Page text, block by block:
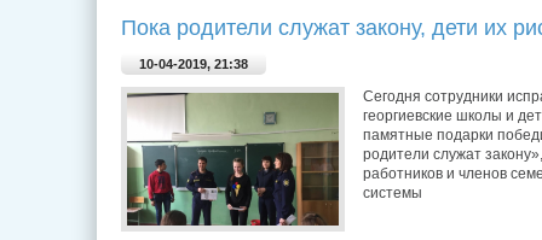
Пока родители служат закону, дети их
10-04-2019, 21:38
Сегодня сотрудники
георгиевские школы и
памятные подарки
родители служат
работников и членов
системы